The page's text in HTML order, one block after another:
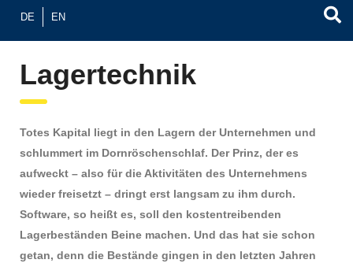
DE EN
Lagertechnik
Totes Kapital liegt in den Lagern der Unternehmen und
schlummert im Dornröschenschlaf. Der Prinz, der es
aufweckt – also für die Aktivitäten des Unternehmens
wieder freisetzt – dringt erst langsam zu ihm durch.
Software, so heißt es, soll den kostentreibenden
Lagerbeständen Beine machen. Und das hat sie schon
getan, denn die Bestände gingen in den letzten Jahren